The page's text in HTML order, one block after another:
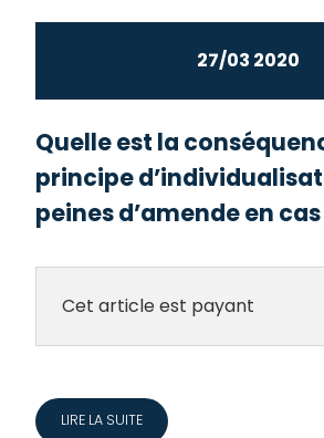
27/03 2020
Quelle est la
principe
peines d’amende en cas
Cet article est payant
LIRE LA SUITE